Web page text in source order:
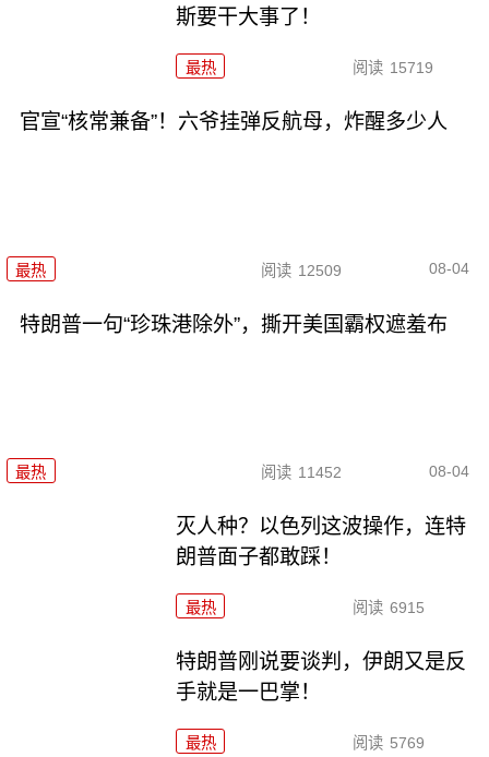
斯要干大事了！
最热 阅读 15719
官宣“核常兼备”！六爷挂弹反航母，炸醒多少人
最热 阅读 12509 08-04
特朗普一句“珍珠港除外”，撕开美国霸权遮羞布
最热 阅读 11452 08-04
灭人种？以色列这波操作，连特
朗普面子都敢踩！
最热 阅读 6915
特朗普刚说要谈判，伊朗又是反
手就是一巴掌！
最热 阅读 5769